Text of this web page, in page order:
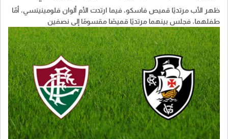
ظهر الأب مرتديًا قميص فاسكو، فيما ارتدت الأم ألوان فلومينينسي، أمّا
طفلهما، فجلس بينهما مرتديًا قميصًا مقسومًا إلى نصفين